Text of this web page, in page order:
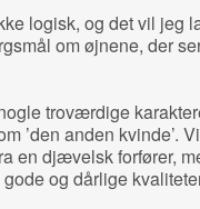
logisk, og det vil jeg
om øjnene, der
troværdige
’den anden kvinde’.
en djævelsk forfører,
og dårlige